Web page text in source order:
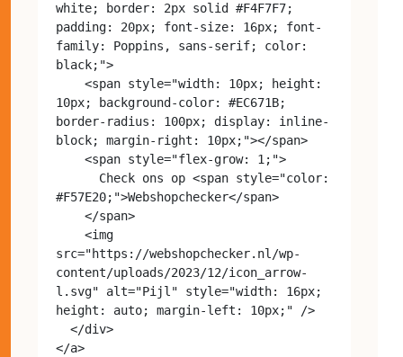
white; border: 2px solid #F4F7F7;
padding: 20px; font-size: 16px; font-
family: Poppins, sans-serif; color:
black;">
10px; background-color: #EC671B;
border-radius: 100px; display: inline-
block; margin-right: 10px;"></span>
#F57E20;">Webshopchecker</span>
src="https://webshopchecker.nl/wp-
content/uploads/2023/12/icon_arrow-
l.svg" alt="Pijl" style="width: 16px;
height: auto; margin-left: 10px;" />